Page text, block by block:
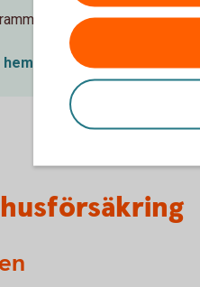
- vad täcks?
hemförsäkringen